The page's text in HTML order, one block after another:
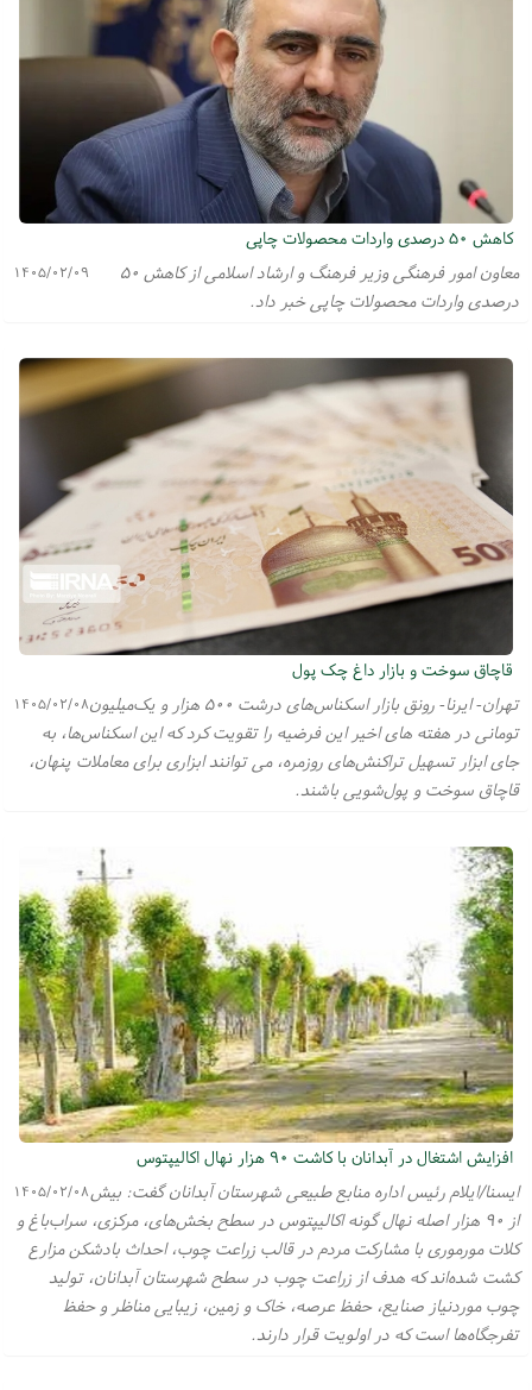
کاهش ۵۰ درصدی واردات محصولات چاپی
۱۴۰۵/۰۲/۰۹
معاون امور فرهنگی وزیر فرهنگ و ارشاد اسلامی از کاهش ۵۰
درصدی واردات محصولات چاپی خبر داد.
قاچاق سوخت و بازار داغ چک‌ پول
۱۴۰۵/۰۲/۰۸تهران- ایرنا- رونق بازار اسکناس‌های درشت ۵۰۰ هزار و یک‌میلیون
تومانی در هفته های اخیر این فرضیه را تقویت کرد که این اسکناس‌ها، به
جای ابزار تسهیل تراکنش‌های روزمره، می توانند ابزاری برای معاملات پنهان،
قاچاق سوخت و پول‌شویی باشند.
افزایش اشتغال در آبدانان با کاشت ۹۰ هزار نهال اکالیپتوس
۱۴۰۵/۰۲/۰۸ایسنا/ایلام رئیس اداره منابع طبیعی شهرستان آبدانان گفت: بیش
از ۹۰ هزار اصله نهال گونه اکالیپتوس در سطح بخش‌های، مرکزی، سراب‌باغ و
کلات مورموری با مشارکت مردم در قالب زراعت چوب، احداث بادشکن مزارع
کشت شده‌اند که هدف از زراعت چوب در سطح شهرستان آبدانان، تولید
چوب موردنیاز صنایع، حفظ عرصه، خاک و زمین، زیبایی مناظر و حفظ
تفرجگاه‌ها است که در اولویت قرار دارند.